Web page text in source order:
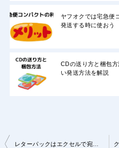
ヤフオクでは宅急便
発送する時に使おう
CDの送り方と梱包
い発送方法を解説
投 レターパックはエクセルで宛名を作るのがおすすめ！その理由とは？